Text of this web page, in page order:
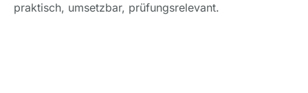
praktisch, umsetzbar, prüfungsrelevant.